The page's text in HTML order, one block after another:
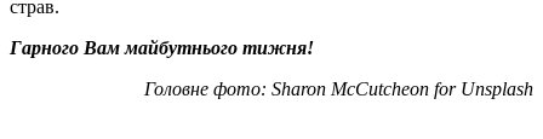
страв.
Гарного Вам майбутнього тижня!
Головне фото: Sharon McCutcheon for Unsplash